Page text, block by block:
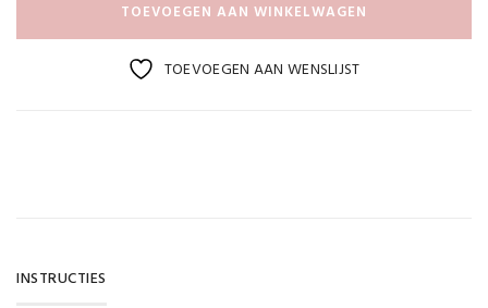
TOEVOEGEN AAN WINKELWAGEN
TOEVOEGEN AAN WENSLIJST
INSTRUCTIES